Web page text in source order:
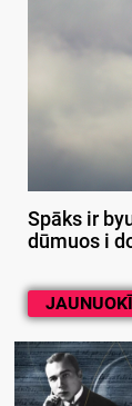
Spāks ir
dūmuos i